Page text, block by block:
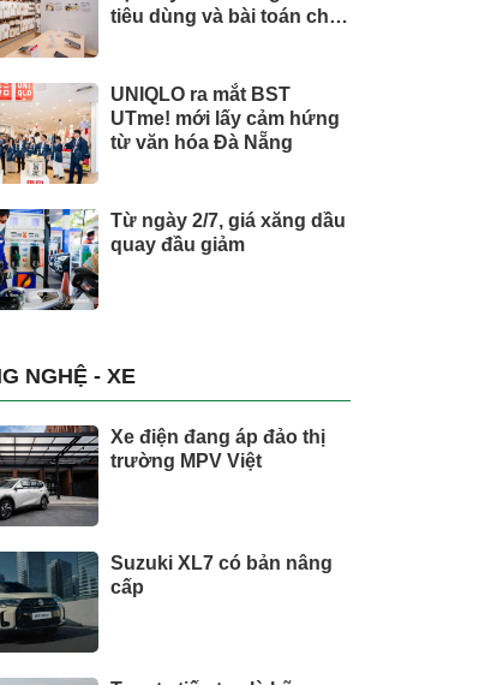
tiêu dùng và bài toán cho
UNIQLO ra mắt BST
UTme! mới lấy cảm hứng
từ văn hóa Đà Nẵng
Từ ngày 2/7, giá xăng dầu
quay đầu giảm
NGHỆ - XE
Xe điện đang áp đảo thị
trường MPV Việt
Suzuki XL7 có bản nâng
cấp